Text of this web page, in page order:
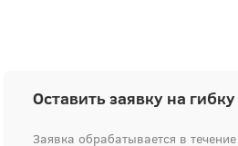
Оставить заявку на
Заявка обрабатывается в